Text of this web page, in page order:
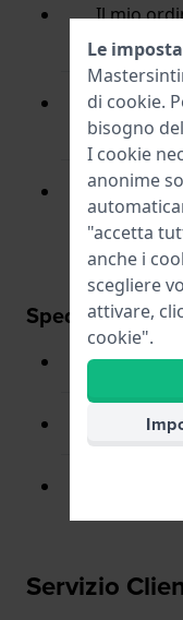
Il mio
fuori
Il mio
in Europa.
Perchè
(fuori
Spedizione
Cosa
Come
Le
Servizio
Le
di cookie.
bisogno
I cookie
anonime
"accetta
anche i
scegliere
attivare,
cookie".